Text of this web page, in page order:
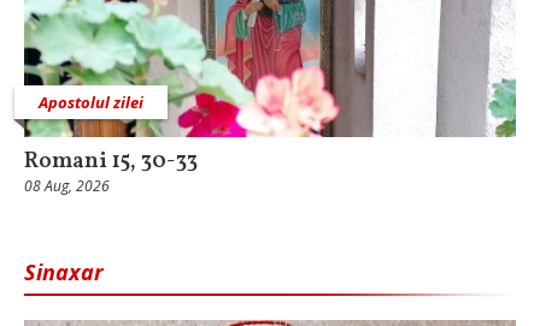
Apostolul zilei
Romani 15, 30-33
08 Aug, 2026
Sinaxar